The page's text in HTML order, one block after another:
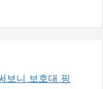
보니 보호대 핑